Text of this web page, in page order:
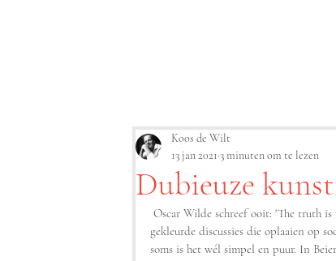
Dubieuze
Koos de Wilt
13 jan 2021 3 minuten om te lezen
gekleurde discussies die oplaaien op
soms is het wél simpel en puur. In